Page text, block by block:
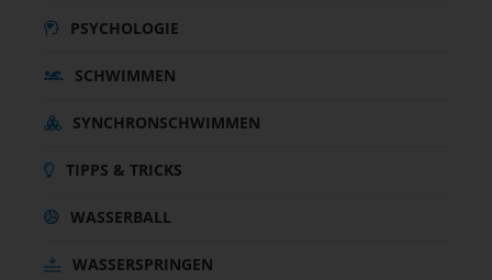
PSYCHOLOGIE
SCHWIMMEN
SYNCHRONSCHWIMMEN
TIPPS & TRICKS
WASSERBALL
WASSERSPRINGEN